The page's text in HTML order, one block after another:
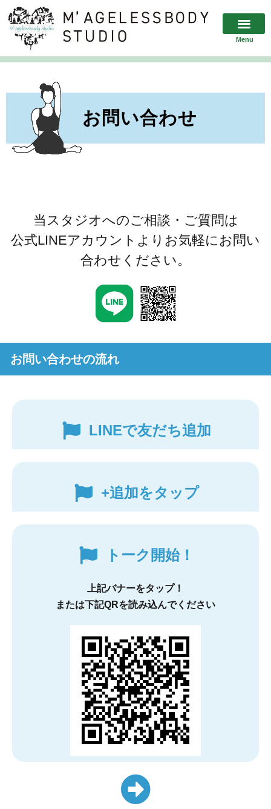
Menu
お問い合わせ
当スタジオへのご相談・ご質問は
公式LINEアカウントよりお気軽にお問い
合わせください。
お問い合わせの流れ
LINEで友だち追加
+追加をタップ
トーク開始！
上記バナーをタップ！
または下記QRを読み込んでください